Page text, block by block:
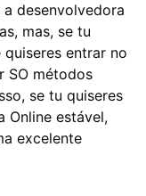
desenvolvedora
mas, se tu
entrar no
SO métodos
se tu quiseres
Online estável,
excelente